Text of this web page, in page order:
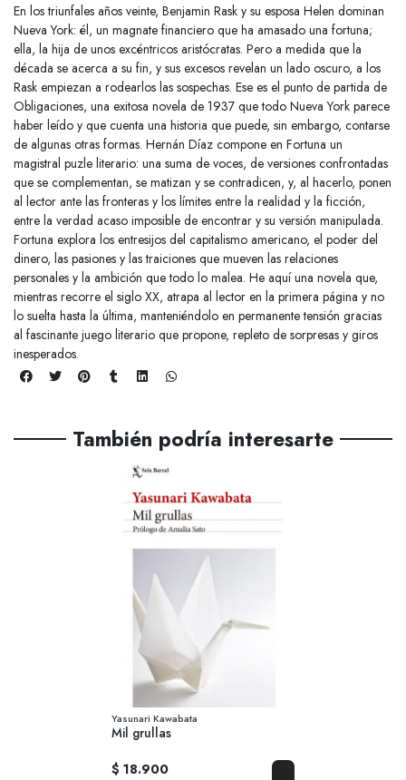
En los triunfales años veinte, Benjamin Rask y su esposa Helen dominan
Nueva York: él, un magnate financiero que ha amasado una fortuna;
ella, la hija de unos excéntricos aristócratas. Pero a medida que la
década se acerca a su fin, y sus excesos revelan un lado oscuro, a los
Rask empiezan a rodearlos las sospechas. Ese es el punto de partida de
Obligaciones, una exitosa novela de 1937 que todo Nueva York parece
haber leído y que cuenta una historia que puede, sin embargo, contarse
de algunas otras formas. Hernán Díaz compone en Fortuna un
magistral puzle literario: una suma de voces, de versiones confrontadas
que se complementan, se matizan y se contradicen, y, al hacerlo, ponen
al lector ante las fronteras y los límites entre la realidad y la ficción,
entre la verdad acaso imposible de encontrar y su versión manipulada.
Fortuna explora los entresijos del capitalismo americano, el poder del
dinero, las pasiones y las traiciones que mueven las relaciones
personales y la ambición que todo lo malea. He aquí una novela que,
mientras recorre el siglo XX, atrapa al lector en la primera página y no
lo suelta hasta la última, manteniéndolo en permanente tensión gracias
al fascinante juego literario que propone, repleto de sorpresas y giros
inesperados.
También podría interesarte
Yasunari Kawabata
Mil grullas
$ 18.900